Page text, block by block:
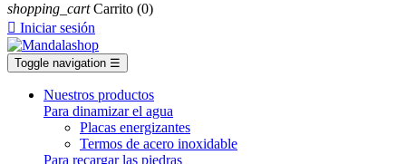
shopping_cart Carrito (0)
 Iniciar sesión
Toggle navigation ☰
Nuestros productos
Para dinamizar el agua
Placas energizantes
Termos de acero inoxidable
Para recargar las piedras